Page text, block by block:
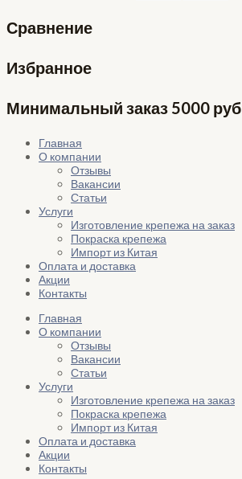
Сравнение
Избранное
Минимальный заказ 5000 руб
Главная
О компании
Отзывы
Вакансии
Статьи
Услуги
Изготовление крепежа на заказ
Покраска крепежа
Импорт из Китая
Оплата и доставка
Акции
Контакты
Главная
О компании
Отзывы
Вакансии
Статьи
Услуги
Изготовление крепежа на заказ
Покраска крепежа
Импорт из Китая
Оплата и доставка
Акции
Контакты